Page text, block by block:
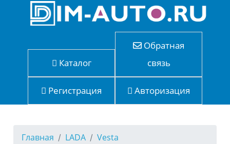
Каталог
Обратная
связь
Регистрация Авторизация
Главная LADA Vesta